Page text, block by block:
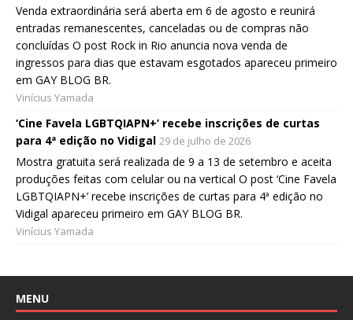
Venda extraordinária será aberta em 6 de agosto e reunirá
entradas remanescentes, canceladas ou de compras não
concluídas O post Rock in Rio anuncia nova venda de
ingressos para dias que estavam esgotados apareceu primeiro
em GAY BLOG BR.
Vinícius Yamada
‘Cine Favela LGBTQIAPN+’ recebe inscrições de curtas
para 4ª edição no Vidigal 29 de julho de 2026
Mostra gratuita será realizada de 9 a 13 de setembro e aceita
produções feitas com celular ou na vertical O post ‘Cine Favela
LGBTQIAPN+’ recebe inscrições de curtas para 4ª edição no
Vidigal apareceu primeiro em GAY BLOG BR.
Vinícius Yamada
MENU